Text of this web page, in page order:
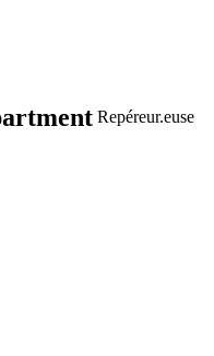
Repéreur.euse